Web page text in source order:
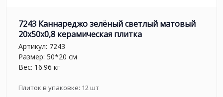
7243 Каннареджо зелёный светлый матовый
20x50x0,8 керамическая плитка
Артикул: 7243
Размер: 50*20 см
Вес: 16.96 кг
Плиток в упаковке: 12шт